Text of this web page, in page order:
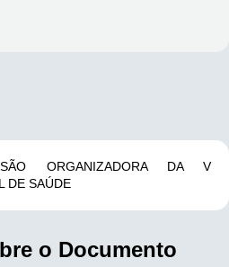
ORGANIZADORA DA V
DE SAÚDE
o Documento